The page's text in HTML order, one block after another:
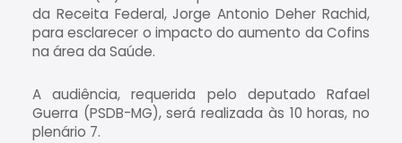
da Receita Federal, Jorge Antonio Deher Rachid,
para esclarecer o impacto do aumento da Cofins
na área da Saúde.
A audiência, requerida pelo deputado Rafael
Guerra (PSDB-MG), será realizada às 10 horas, no
plenário 7.